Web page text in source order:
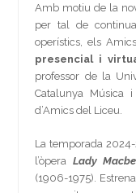
Amb motiu de la
per tal de
operístics, els
presencial i
professor de la
Catalunya
d’Amics del Liceu.
La temporada
l’òpera Lady
(1906-1975).